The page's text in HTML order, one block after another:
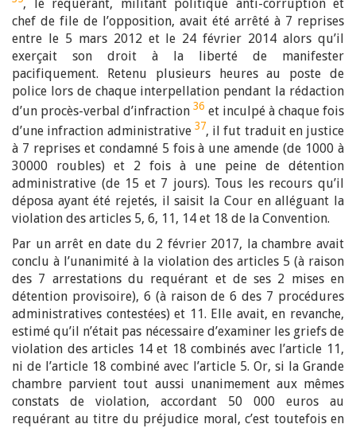
, le requérant, militant politique anti-corruption et
chef de file de l’opposition, avait été arrêté à 7 reprises
entre le 5 mars 2012 et le 24 février 2014 alors qu’il
exerçait son droit à la liberté de manifester
pacifiquement. Retenu plusieurs heures au poste de
police lors de chaque interpellation pendant la rédaction
d’un procès-verbal d’infraction36 et inculpé à chaque fois
d’une infraction administrative 37, il fut traduit en justice
à 7 reprises et condamné 5 fois à une amende (de 1000 à
30000 roubles) et 2 fois à une peine de détention
administrative (de 15 et 7 jours). Tous les recours qu’il
déposa ayant été rejetés, il saisit la Cour en alléguant la
violation des articles 5, 6, 11, 14 et 18 de la Convention.
Par un arrêt en date du 2 février 2017, la chambre avait
conclu à l’unanimité à la violation des articles 5 (à raison
des 7 arrestations du requérant et de ses 2 mises en
détention provisoire), 6 (à raison de 6 des 7 procédures
administratives contestées) et 11. Elle avait, en revanche,
estimé qu’il n’était pas nécessaire d’examiner les griefs de
violation des articles 14 et 18 combinés avec l’article 11,
ni de l’article 18 combiné avec l’article 5. Or, si la Grande
chambre parvient tout aussi unanimement aux mêmes
constats de violation, accordant 50 000 euros au
requérant au titre du préjudice moral, c’est toutefois en